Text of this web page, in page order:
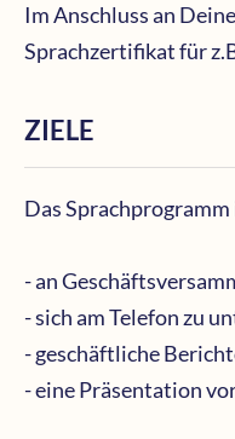
Im Anschluss an
Sprachzertifikat für
ZIELE
Das
- an
- sich am Telefon zu
- geschäftliche
- eine Präsentation